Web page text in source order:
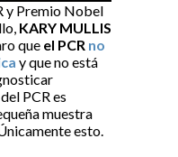
y Premio Nobel
KARY MULLIS
que el PCR no
y que no está
PCR es
muestra
esto.